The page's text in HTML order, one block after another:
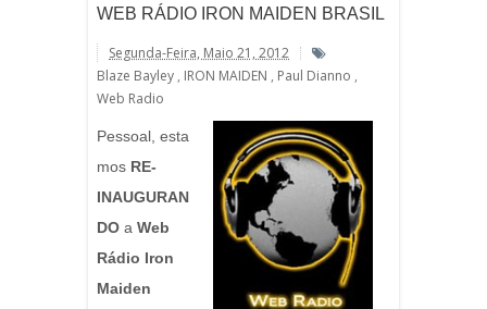
WEB RÁDIO IRON MAIDEN BRASIL
Segunda-Feira, Maio 21, 2012
Blaze Bayley , IRON MAIDEN , Paul Dianno ,
Web Radio
Pessoal, esta
mos RE-
INAUGURAN
DO a Web
Rádio Iron
Maiden